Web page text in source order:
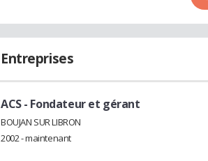
Entreprises
ACS- Fondateur et gérant
BOUJAN SUR LIBRON
2002 - maintenant